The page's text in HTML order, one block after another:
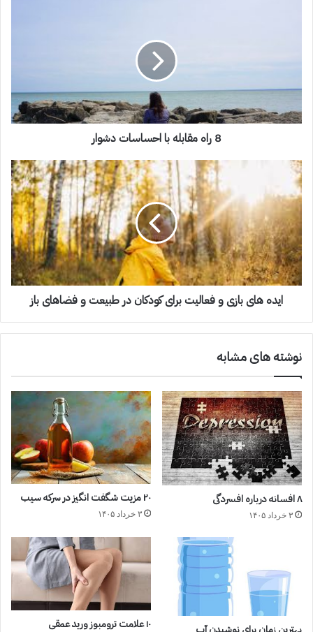
8 راه مقابله با احساسات دشوار
ایده های بازی و فعالیت برای کودکان در طبیعت و فضاهای باز
نوشته های مشابه
۸ افسانه درباره افسردگی
۳ خرداد ۱۴۰۵
۲۰ مزیت شگفت انگیز در سرکه سیب
۳ خرداد ۱۴۰۵
۱۰ علامت ترومبوز ورید عمقی